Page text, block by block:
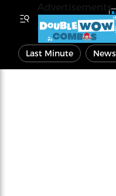
Last Minute News
Advertisements